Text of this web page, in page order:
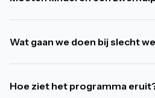
Wat gaan we doen bij slecht
Hoe ziet het programma